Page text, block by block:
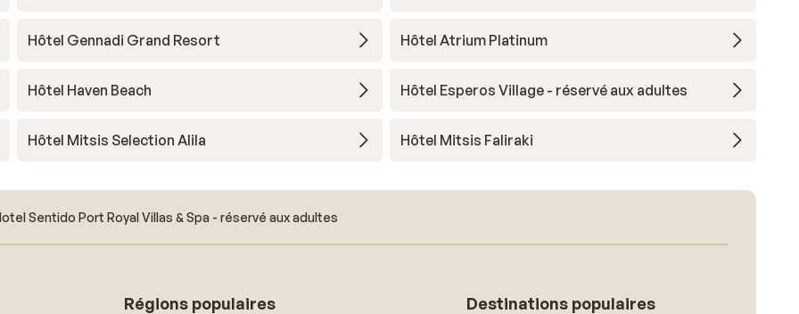
Hôtel Gennadi Grand Resort Hôtel Atrium Platinum
Hôtel Haven Beach Hôtel Esperos Village - réservé aux adultes
Hôtel Mitsis Selection Alila Hôtel Mitsis Faliraki
Sentido Port Royal Villas & Spa - réservé aux adultes
Régions populaires Destinations populaires